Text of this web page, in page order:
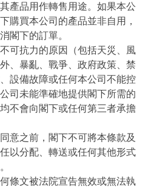
產品用作轉售用途。如果本公
購買本公司的產品並非自用，
閣下的訂單。
可抗力的原因（包括天災、風
、暴亂、戰爭、政府政策、禁
設備故障或任何本公司不能控
司未能準確地提供閣下所需的
不會向閣下或任何第三者承擔
意之前，閣下不可將本條款及
以分配、轉送或任何其他形式
條文被法院宣告無效或無法執